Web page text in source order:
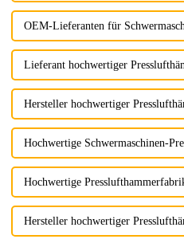
OEM-Lieferanten für
Lieferant hochwertiger
Hersteller hochwertiger
Hochwertige Schwermaschinen-
Hochwertige
Hersteller hochwertiger